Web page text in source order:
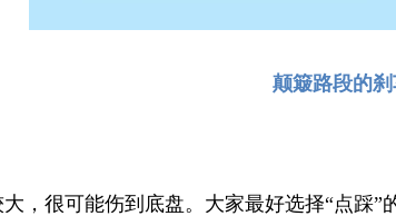
颠簸路段的
，很可能伤到底盘。大家最好选择“点踩